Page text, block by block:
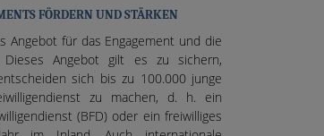
FÖRDERN UND STÄRKEN
Angebot für das Engagement und die
Dieses Angebot gilt es zu sichern,
sich bis zu 100.000 junge
zu machen, d. h. ein
(BFD) oder ein freiwilliges